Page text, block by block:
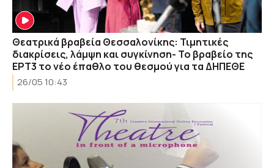
Θεατρικά βραβεία Θεσσαλονίκης: Τιμητικές
διακρίσεις, λάμψη και συγκίνηση- Το βραβείο της
ΕΡΤ3 το νέο έπαθλο του θεσμού για τα ΔΗΠΕΘΕ
26/05 10:43